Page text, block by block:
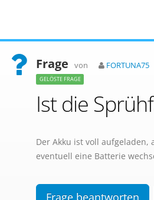
Frage von FORTUNA75
GELÖSTE FRAGE
Ist die
Der Akku ist voll
eventuell eine Batterie
Frage beantworten